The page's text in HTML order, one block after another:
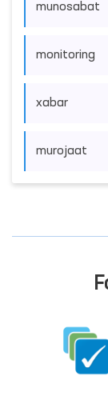
munosabat
monitoring
xabar
murojaat